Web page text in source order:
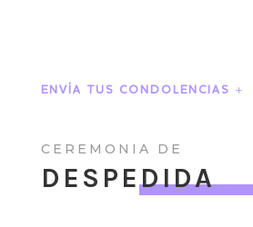
ENVÍA TUS CONDOLENCIAS
CEREMONIA DE
DESPEDIDA